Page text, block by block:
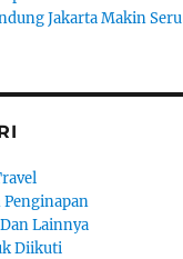
Jakarta Makin Seru
Penginapan
Lainnya
Diikuti